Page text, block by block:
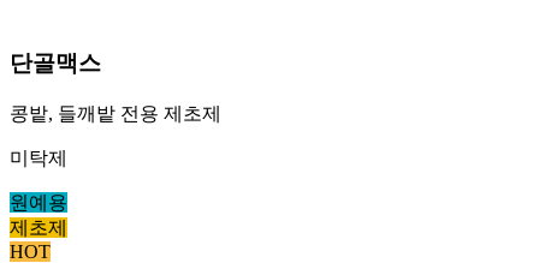
단골맥스
콩밭, 들깨밭 전용 제초제
미탁제
원예용
제초제
HOT